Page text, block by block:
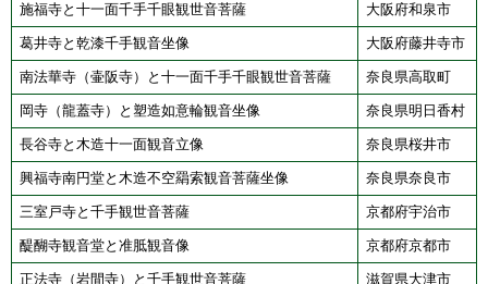
施福寺と十一面千手千眼観世音菩薩 大阪府和泉市
葛井寺と乾漆千手観音坐像 大阪府藤井寺市
南法華寺（壷阪寺）と十一面千手千眼観世音菩薩 奈良県高取町
岡寺（龍蓋寺）と塑造如意輪観音坐像 奈良県明日香村
長谷寺と木造十一面観音立像 奈良県桜井市
興福寺南円堂と木造不空羂索観音菩薩坐像 奈良県奈良市
三室戸寺と千手観世音菩薩 京都府宇治市
醍醐寺観音堂と准胝観音像 京都府京都市
正法寺（岩間寺）と千手観世音菩薩 滋賀県大津市